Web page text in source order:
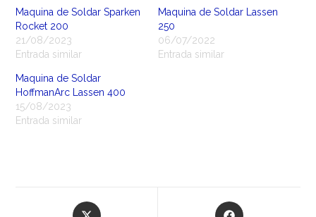
Maquina de Soldar Sparken
Rocket 200
21/08/2023
Entrada similar
Maquina de Soldar Lassen
250
06/07/2022
Entrada similar
Maquina de Soldar
HoffmanArc Lassen 400
15/08/2023
Entrada similar
Opens
Opens